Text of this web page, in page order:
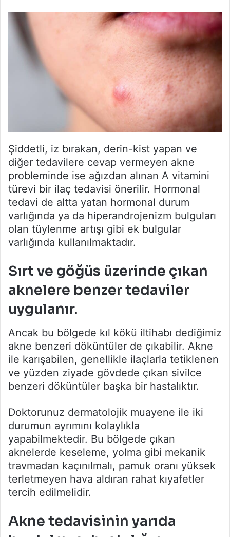
Şiddetli, iz bırakan, derin-kist yapan ve
diğer tedavilere cevap vermeyen akne
probleminde ise ağızdan alınan A vitamini
türevi bir ilaç tedavisi önerilir. Hormonal
tedavi de altta yatan hormonal durum
varlığında ya da hiperandrojenizm bulguları
olan tüylenme artışı gibi ek bulgular
varlığında kullanılmaktadır.
Sırt ve göğüs üzerinde çıkan
aknelere benzer tedaviler
uygulanır.
Ancak bu bölgede kıl kökü iltihabı dediğimiz
akne benzeri döküntüler de çıkabilir. Akne
ile karışabilen, genellikle ilaçlarla tetiklenen
ve yüzden ziyade gövdede çıkan sivilce
benzeri döküntüler başka bir hastalıktır.
Doktorunuz dermatolojik muayene ile iki
durumun ayrımını kolaylıkla
yapabilmektedir. Bu bölgede çıkan
aknelerde keseleme, yolma gibi mekanik
travmadan kaçınılmalı, pamuk oranı yüksek
terletmeyen hava aldıran rahat kıyafetler
tercih edilmelidir.
Akne tedavisinin yarıda